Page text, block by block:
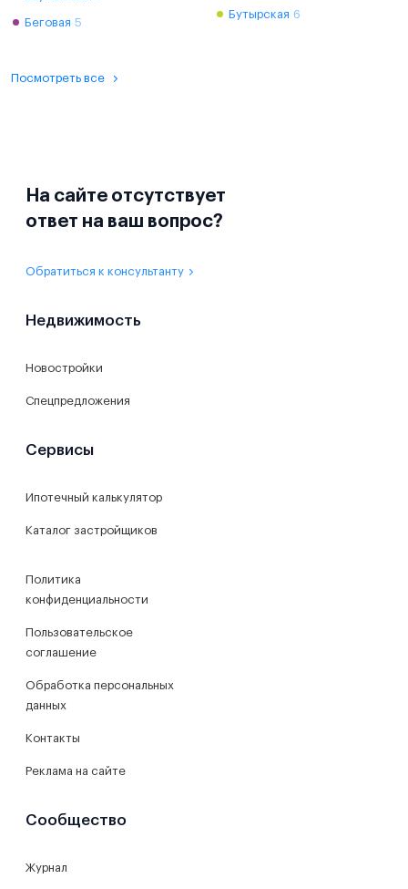
Беговая 5
Бутырская 6
Посмотреть все
На сайте отсутствует
ответ на ваш вопрос?
Обратиться к консультанту
Недвижимость
Новостройки
Спецпредложения
Сервисы
Ипотечный калькулятор
Каталог застройщиков
Политика
конфиденциальности
Пользовательское
соглашение
Обработка персональных
данных
Контакты
Реклама на сайте
Сообщество
Журнал